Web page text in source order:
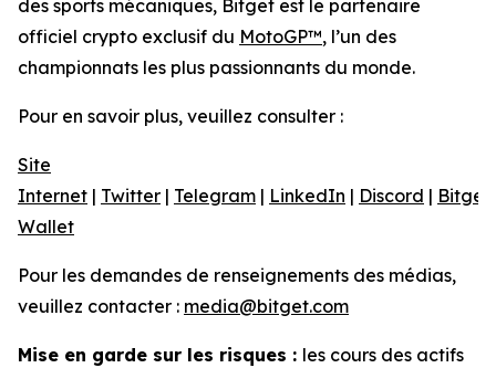
des sports mécaniques, Bitget est le partenaire
officiel crypto exclusif du MotoGP™, l’un des
championnats les plus passionnants du monde.
Pour en savoir plus, veuillez consulter :
Site
Internet | Twitter | Telegram | LinkedIn | Discord | Bitget
Wallet
Pour les demandes de renseignements des médias,
veuillez contacter : media@bitget.com
Mise en garde sur les risques : les cours des actifs